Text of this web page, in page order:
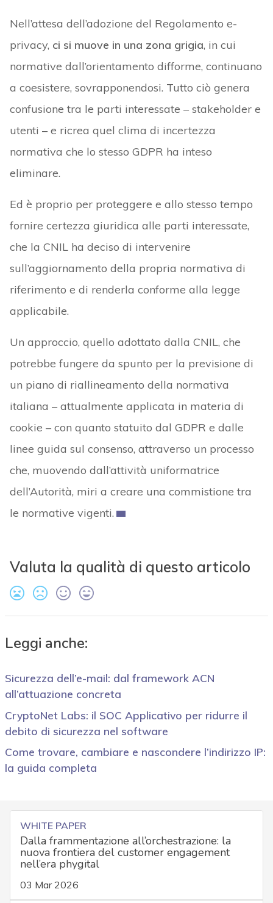
Nell’attesa dell’adozione del Regolamento e-
privacy, ci si muove in una zona grigia, in cui
normative dall’orientamento difforme, continuano
a coesistere, sovrapponendosi. Tutto ciò genera
confusione tra le parti interessate – stakeholder e
utenti – e ricrea quel clima di incertezza
normativa che lo stesso GDPR ha inteso
eliminare.
Ed è proprio per proteggere e allo stesso tempo
fornire certezza giuridica alle parti interessate,
che la CNIL ha deciso di intervenire
sull’aggiornamento della propria normativa di
riferimento e di renderla conforme alla legge
applicabile.
Un approccio, quello adottato dalla CNIL, che
potrebbe fungere da spunto per la previsione di
un piano di riallineamento della normativa
italiana – attualmente applicata in materia di
cookie – con quanto statuito dal GDPR e dalle
linee guida sul consenso, attraverso un processo
che, muovendo dall’attività uniformatrice
dell’Autorità, miri a creare una commistione tra
le normative vigenti.
Valuta la qualità di questo articolo
Leggi anche:
Sicurezza dell’e-mail: dal framework ACN
all’attuazione concreta
CryptoNet Labs: il SOC Applicativo per ridurre il
debito di sicurezza nel software
Come trovare, cambiare e nascondere l’indirizzo IP:
la guida completa
WHITE PAPER
Dalla frammentazione all’orchestrazione: la
nuova frontiera del customer engagement
nell’era phygital
03 Mar 2026